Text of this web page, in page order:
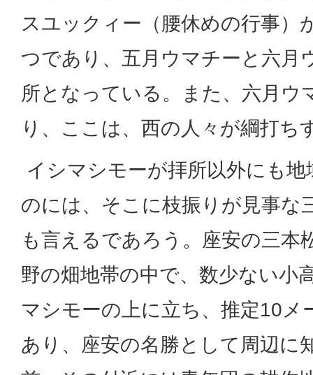
スユックィー（腰休めの行事）
つであり、五月ウマチーと六月
所となっている。また、六月ウ
り、ここは、西の人々が綱打ち
イシマシモーが拝所以外にも
のには、そこに枝振りが見事な
も言えるであろう。座安の三本
野の畑地帯の中で、数少ない小
マシモーの上に立ち、推定10メ
あり、座安の名勝として周辺に